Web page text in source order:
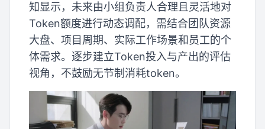
知显示，未来由小组负责人合理且灵活地对
Token额度进行动态调配，需结合团队资源
大盘、项目周期、实际工作场景和员工的个
体需求。逐步建立Token投入与产出的评估
视角，不鼓励无节制消耗token。